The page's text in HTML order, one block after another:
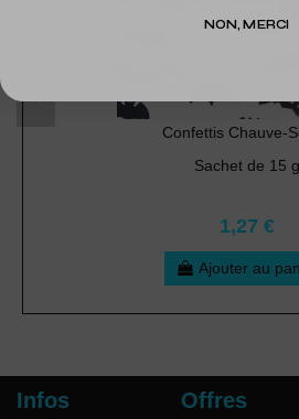
Confettis Chauve-
Sachet de 15 g
1,27 €
Ajouter au
Infos Offres
NON, MERCI